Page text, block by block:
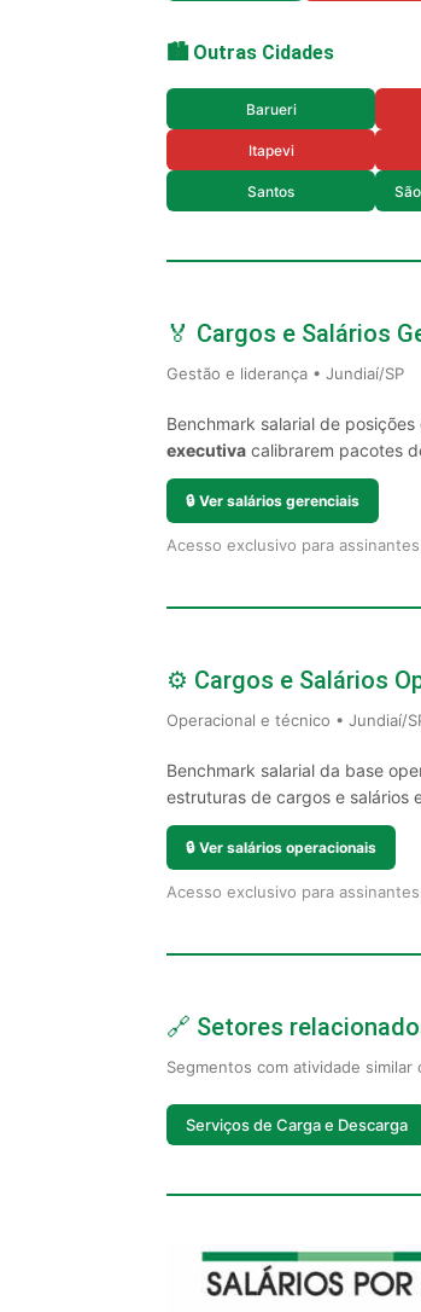
🏙️ Outras Cidades
Barueri
Itapevi
Santos
🏅 Cargos e Salários
Gestão e liderança • Jundiaí/SP
Benchmark salarial de
executiva calibrarem pacotes
🔒 Ver salários gerenciais
Acesso exclusivo para assinantes.
⚙️ Cargos e Salários
Operacional e técnico • Jundiaí/
Benchmark salarial da base
estruturas de cargos e salários
🔒 Ver salários operacionais
Acesso exclusivo para assinantes.
🔗 Setores
Segmentos com atividade similar
Serviços de Carga e Descarga